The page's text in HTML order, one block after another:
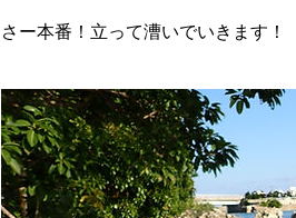
さー本番！立って漕いでいきます！